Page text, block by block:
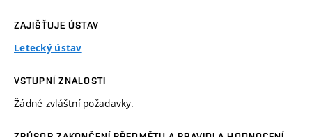
ZAJIŠŤUJE ÚSTAV
Letecký ústav
VSTUPNÍ ZNALOSTI
Žádné zvláštní požadavky.